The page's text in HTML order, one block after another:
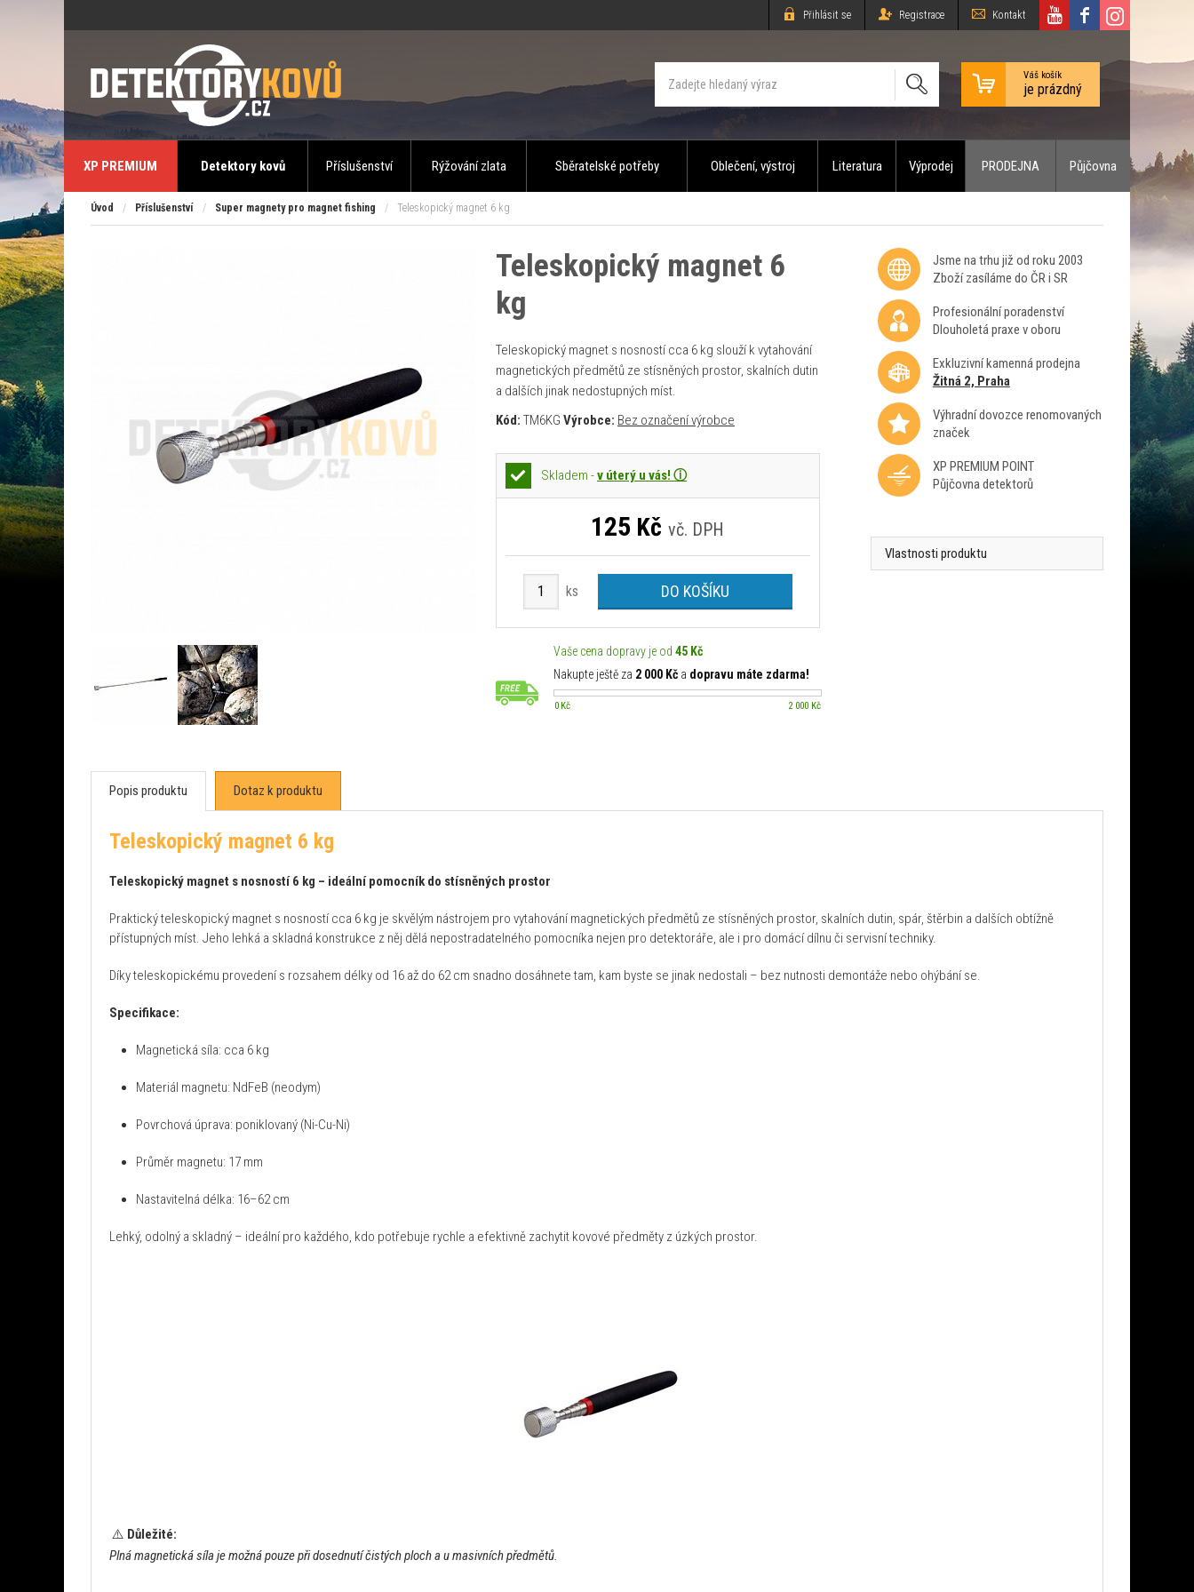
Přihlásit se Registrace Kontakt
Váš košík
je prázdný
XP PREMIUM Detektory kovů Příslušenství Rýžování zlata Sběratelské potřeby Oblečení, výstroj Literatura Výprodej PRODEJNA Půjčovna
Úvod / Příslušenství / Super magnety pro magnet fishing / Teleskopický magnet 6 kg
Teleskopický magnet 6
kg
Teleskopický magnet s nosností cca 6 kg slouží k vytahování
magnetických předmětů ze stísněných prostor, skalních dutin
a dalších jinak nedostupných míst.
Kód: TM6KG Výrobce: Bez označení výrobce
Skladem -v úterý u vás! ⓘ
125 Kč vč. DPH
ks DO KOŠÍKU
Vaše cena dopravy je od 45 Kč
Nakupte ještě za 2 000 Kča dopravu máte zdarma!
0 Kč 2 000 Kč
Jsme na trhu již od roku 2003
Zboží zasíláme do ČR i SR
Profesionální poradenství
Dlouholetá praxe v oboru
Exkluzivní kamenná prodejna
Žitná 2, Praha
Výhradní dovozce renomovaných
značek
XP PREMIUM POINT
Půjčovna detektorů
Vlastnosti produktu
Popis produktu Dotaz k produktu
Teleskopický magnet 6 kg
Teleskopický magnet s nosností 6 kg – ideální pomocník do stísněných prostor
Praktický teleskopický magnet s nosností cca 6 kg je skvělým nástrojem pro vytahování magnetických předmětů ze stísněných prostor, skalních dutin, spár, štěrbin a dalších obtížně
přístupných míst. Jeho lehká a skladná konstrukce z něj dělá nepostradatelného pomocníka nejen pro detektoráře, ale i pro domácí dílnu či servisní techniky.
Díky teleskopickému provedení s rozsahem délky od 16 až do 62 cm snadno dosáhnete tam, kam byste se jinak nedostali – bez nutnosti demontáže nebo ohýbání se.
Specifikace:
Magnetická síla: cca 6 kg
Materiál magnetu: NdFeB (neodym)
Povrchová úprava: poniklovaný (Ni-Cu-Ni)
Průměr magnetu: 17 mm
Nastavitelná délka: 16–62 cm
Lehký, odolný a skladný – ideální pro každého, kdo potřebuje rychle a efektivně zachytit kovové předměty z úzkých prostor.
⚠️ Důležité:
Plná magnetická síla je možná pouze při dosednutí čistých ploch a u masivních předmětů.